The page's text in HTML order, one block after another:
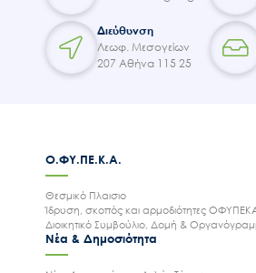
Διεύθυνση
Λεωφ. Μεσογείων
207 Αθήνα 115 25
Ο.ΦΥ.ΠΕ.Κ.Α.
Θεσμικό Πλαισιο
Ίδρυση, σκοπός και αρμοδιότητες
Διοικητικό Συμβούλιο, Δομή &
Νέα & Δημοσιότητα